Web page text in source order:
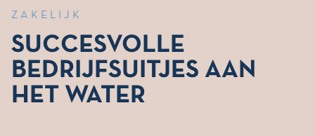
ZAKELIJK
SUCCESVOLLE
BEDRIJFSUITJES AAN
HET WATER